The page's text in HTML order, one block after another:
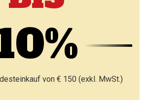
von € 150 (exkl. MwSt.)